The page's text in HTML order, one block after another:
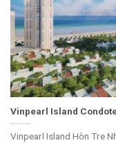
Vinpearl Island
Vinpearl Island Hòn Tre